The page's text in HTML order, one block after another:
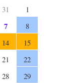
31
1
7
8
14
15
21
22
28
29